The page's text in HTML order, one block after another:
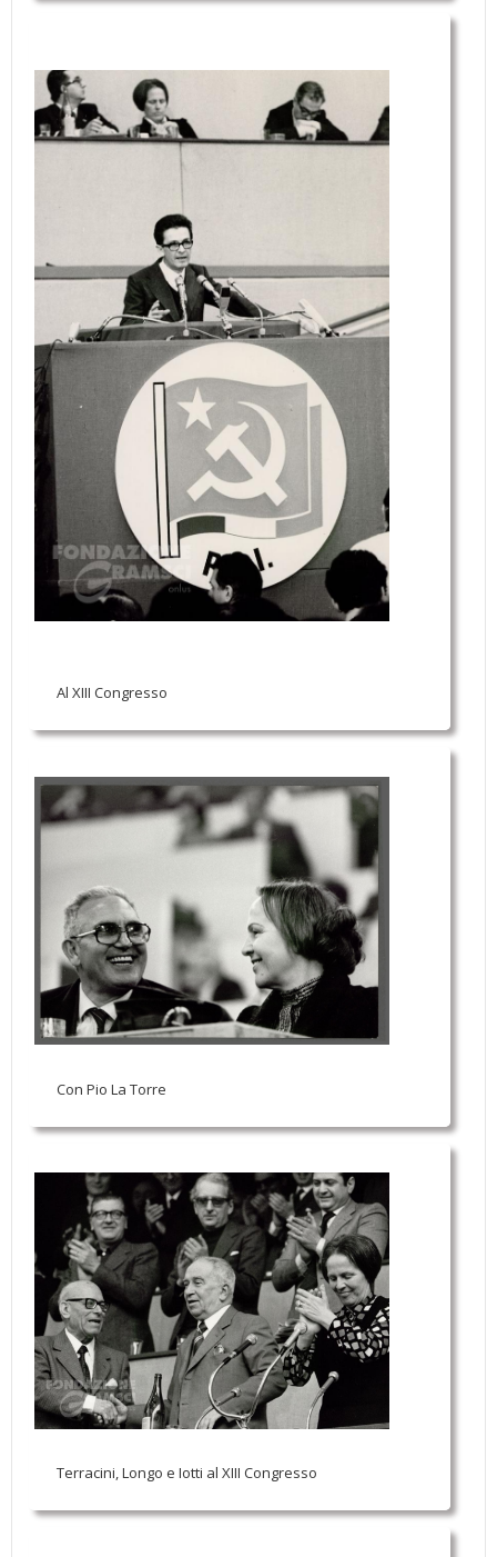
Al XIII Congresso
Con Pio La Torre
Terracini, Longo e Iotti al XIII Congresso